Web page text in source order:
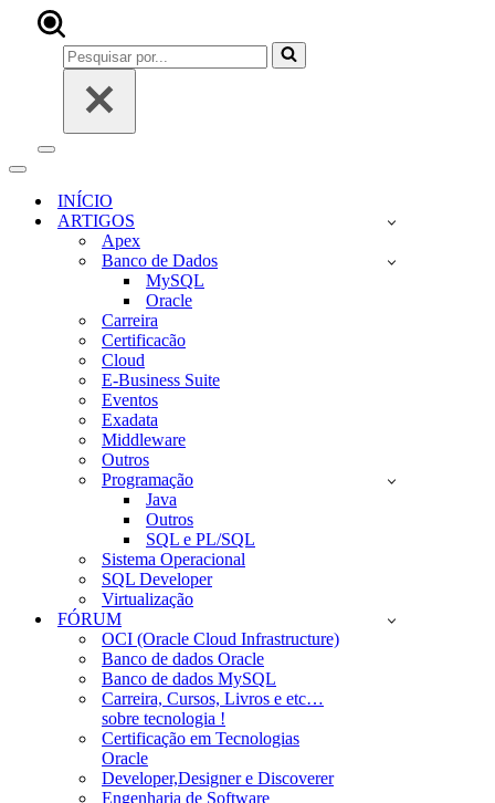
Pesquisar
por...
Menu
navegação
Menu
navegaçãoINÍCIO
ARTIGOS
Apex
Banco de Dados
MySQL
Oracle
Carreira
Certificacão
Cloud
E-Business Suite
Eventos
Exadata
Middleware
Outros
Programação
Java
Outros
SQL e PL/SQL
Sistema Operacional
SQL Developer
Virtualização
FÓRUM
OCI (Oracle Cloud Infrastructure)
Banco de dados Oracle
Banco de dados MySQL
Carreira, Cursos, Livros e etc…
sobre tecnologia !
Certificação em Tecnologias
Oracle
Developer,Designer e Discoverer
Engenharia de Software